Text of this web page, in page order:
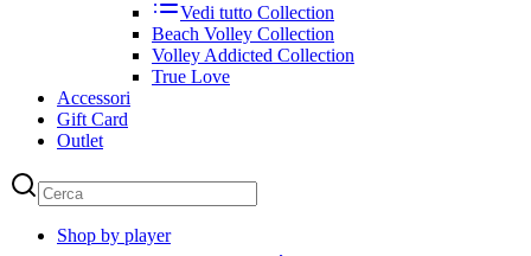
Vedi tutto Collection
Beach Volley Collection
Volley Addicted Collection
True Love
Accessori
Gift Card
Outlet
Shop by player